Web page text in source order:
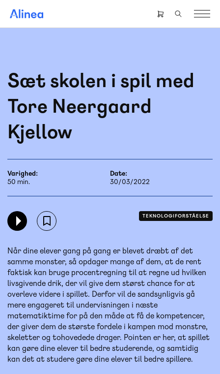
hovedindhold
Header
right
Sæt skolen i spil med
Tore Neergaard
Kjellow
Varighed:
50 min.
Date:
30/03/2022
TEKNOLOGIFORSTÅELSE
Når dine elever gang på gang er blevet dræbt af det
samme monster, så opdager mange af dem, at de rent
faktisk kan bruge procentregning til at regne ud hvilken
livsgivende drik, der vil give dem størst chance for at
overleve videre i spillet. Derfor vil de sandsynligvis gå
mere engageret til undervisningen i næste
matematiktime for på den måde at få de kompetencer,
der giver dem de største fordele i kampen mod monstre,
skeletter og tohovedede drager. Pointen er her, at spillet
kan gøre dine elever til bedre studerende, og samtidig
kan det at studere gøre dine elever til bedre spillere.